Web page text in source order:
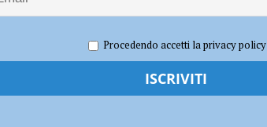
“Verificare subito la situazione nella provincia di Piacenza”
Procedendo accetti la privacy policy